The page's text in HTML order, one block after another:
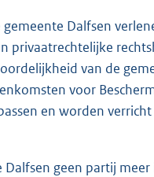
Dalfsen
privaatrechtelijke
van de
voor
en worden
geen partij